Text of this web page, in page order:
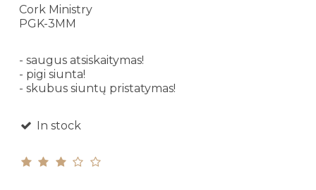
Cork Ministry
PGK-3MM
- saugus atsiskaitymas!
- pigi siunta!
- skubus siuntų pristatymas!
In stock